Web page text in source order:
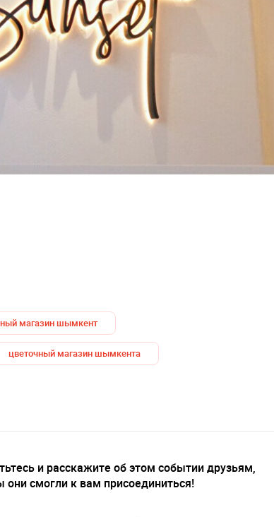
магазин шымкент
цветочный магазин шымкента
и расскажите об этом событии друзьям,
они смогли к вам присоединиться!